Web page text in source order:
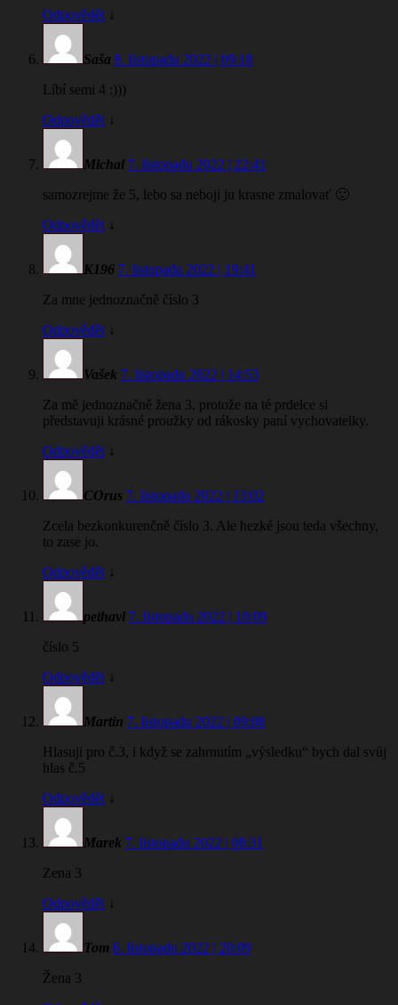
Odpovědět ↓
Saša 8. listopadu 2022 | 09:18
Líbí semi 4 :)))
Odpovědět ↓
Michal 7. listopadu 2022 | 22:41
samozrejme že 5, lebo sa neboji ju krasne zmalovať 🙂
Odpovědět ↓
K196 7. listopadu 2022 | 19:41
Za mne jednoznačně číslo 3
Odpovědět ↓
Vašek 7. listopadu 2022 | 14:53
Za mě jednoznačně žena 3, protože na té prdelce si
představuji krásné proužky od rákosky paní vychovatelky.
Odpovědět ↓
COrus 7. listopadu 2022 | 13:02
Zcela bezkonkurenčně číslo 3. Ale hezké jsou teda všechny,
to zase jo.
Odpovědět ↓
pethavl 7. listopadu 2022 | 10:09
číslo 5
Odpovědět ↓
Martin 7. listopadu 2022 | 09:08
Hlasuji pro č.3, i když se zahrnutím „výsledku“ bych dal svůj
hlas č.5
Odpovědět ↓
Marek 7. listopadu 2022 | 08:31
Zena 3
Odpovědět ↓
Tom 6. listopadu 2022 | 20:09
Žena 3